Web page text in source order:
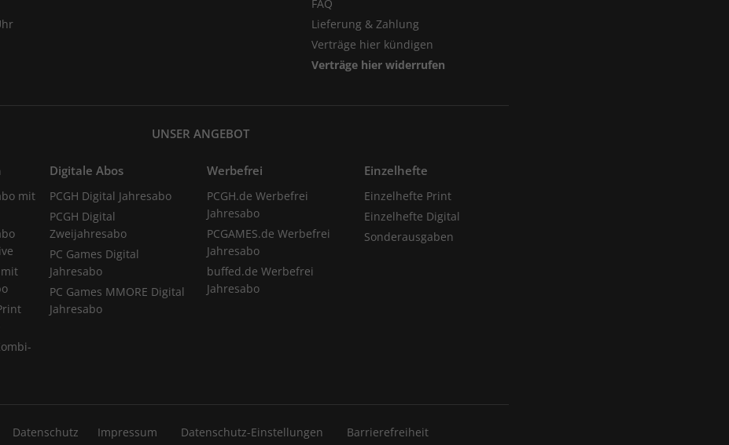
FAQ
Lieferung & Zahlung
Verträge hier kündigen
Verträge hier widerrufen
UNSER ANGEBOT
mit
mit
Digitale Abos
PCGH Digital Jahresabo
PCGH Digital
Zweijahresabo
PC Games Digital
Jahresabo
PC Games MMORE Digital
Jahresabo
Werbefrei
PCGH.de Werbefrei
Jahresabo
PCGAMES.de Werbefrei
Jahresabo
buffed.de Werbefrei
Jahresabo
Einzelhefte
Einzelhefte Print
Einzelhefte Digital
Sonderausgaben
Datenschutz Impressum Datenschutz-Einstellungen Barrierefreiheit